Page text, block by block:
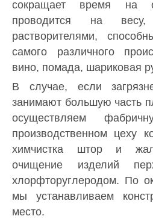
сокращает время на
проводится на весу,
растворителями,
самого различного
вино, помада, шариковая
В случае, если
занимают большую часть
осуществляем
производственном цеху
химчистка штор и
очищение изделий
хлорфторуглеродом. По
мы устанавливаем
место.